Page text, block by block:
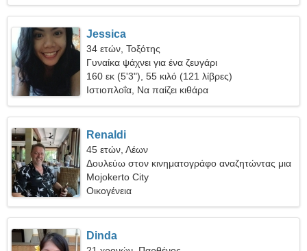
Jessica
34 ετών, Τοξότης
Γυναίκα ψάχνει για ένα ζευγάρι
160 εκ (5'3"), 55 κιλό (121 λίβρες)
Ιστιοπλοΐα, Να παίζει κιθάρα
Renaldi
45 ετών, Λέων
Δουλεύω στον κινηματογράφο αναζητώντας μια
κομψή γυναίκα
Mojokerto City
Οικογένεια
Dinda